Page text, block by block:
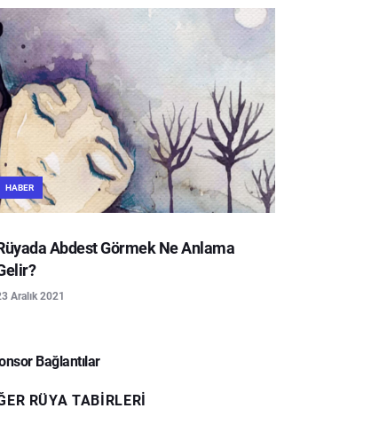
HABER
Abdest Görmek Ne Anlama
Aralık 2021
Bağlantılar
RÜYA TABIRLERI